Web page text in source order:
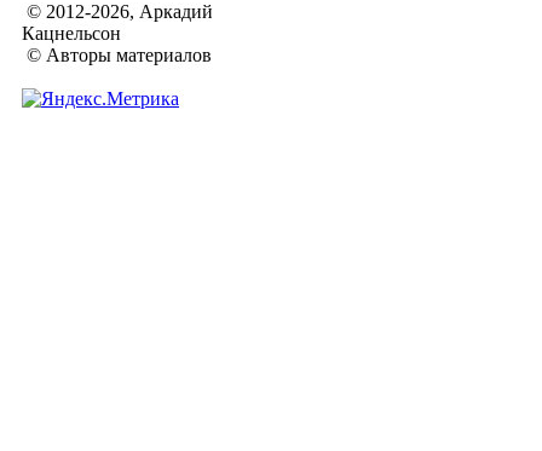
© 2012-2026, Аркадий
Кацнельсон
© Авторы материалов